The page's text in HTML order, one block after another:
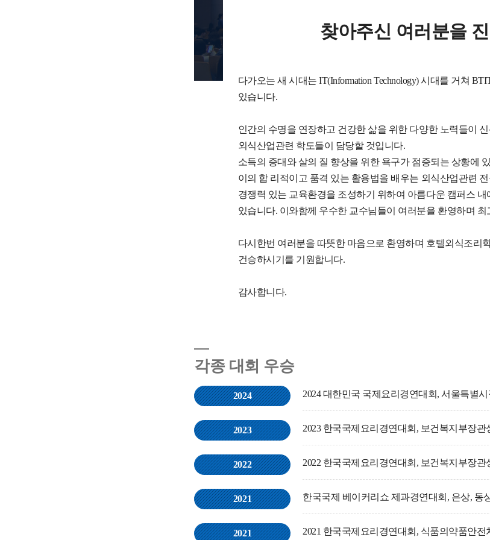
찾아주신 여러분을
다가오는 새 시대는 IT(Information Technology) 시대를 거쳐
있습니다.
인간의 수명을 연장하고 건강한 삶을 위한 다양한 노력들이
외식산업관련 학도들이 담당할 것입니다.
소득의 증대와 살의 질 향상을 위한 욕구가 점증되는 상황에
이의 합 리적이고 품격 있는 활용법을 배우는 외식산업관련
경쟁력 있는 교육환경을 조성하기 위하여 아름다운 캠퍼스
있습니다. 이와함께 우수한 교수님들이 여러분을 환영하며
다시한번 여러분을 따뜻한 마음으로 환영하며 호텔외식조리
건승하시기를 기원합니다.
감사합니다.
각종 대회 우승
2024 2024 대한민국 국제요리경연대회, 서울특별
2023 2023 한국국제요리경연대회, 보건복지부장관
2022 2022 한국국제요리경연대회, 보건복지부장
2021 한국국제 베이커리쇼 제과경연대회, 은상, 동
2021 2021 한국국제요리경연대회, 식품의약품안